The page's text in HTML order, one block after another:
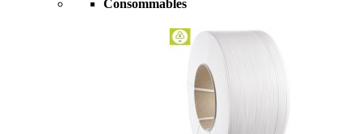
Consommables